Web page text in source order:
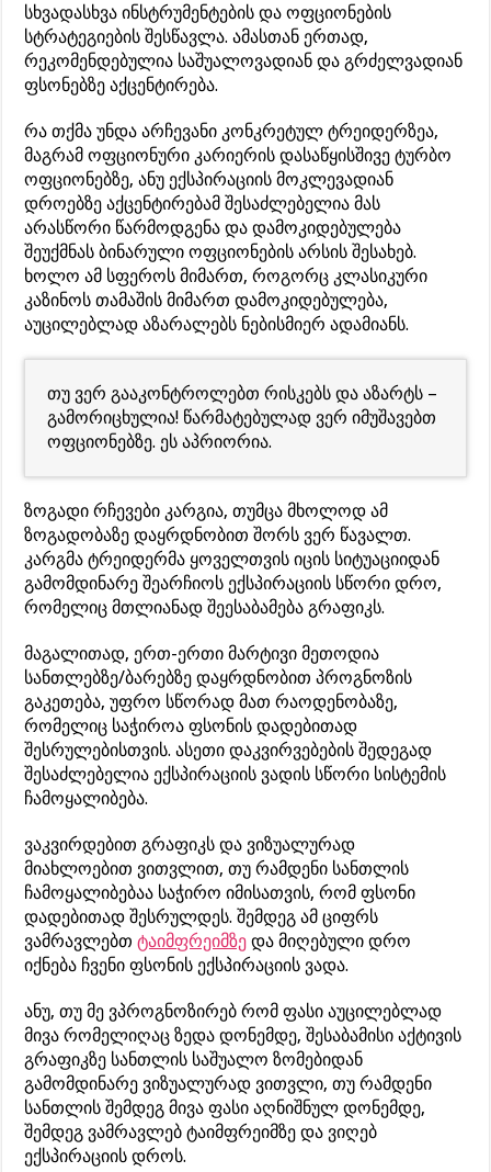
სხვადასხვა ინსტრუმენტების და ოფციონების
სტრატეგიების შესწავლა. ამასთან ერთად,
რეკომენდებულია საშუალოვადიან და გრძელვადიან
ფსონებზე აქცენტირება.
რა თქმა უნდა არჩევანი კონკრეტულ ტრეიდერზეა,
მაგრამ ოფციონური კარიერის დასაწყისშივე ტურბო
ოფციონებზე, ანუ ექსპირაციის მოკლევადიან
დროებზე აქცენტირებამ შესაძლებელია მას
არასწორი წარმოდგენა და დამოკიდებულება
შეუქმნას ბინარული ოფციონების არსის შესახებ.
ხოლო ამ სფეროს მიმართ, როგორც კლასიკური
კაზინოს თამაშის მიმართ დამოკიდებულება,
აუცილებლად აზარალებს ნებისმიერ ადამიანს.
თუ ვერ გააკონტროლებთ რისკებს და აზარტს –
გამორიცხულია! წარმატებულად ვერ იმუშავებთ
ოფციონებზე. ეს აპრიორია.
ზოგადი რჩევები კარგია, თუმცა მხოლოდ ამ
ზოგადობაზე დაყრდნობით შორს ვერ წავალთ.
კარგმა ტრეიდერმა ყოველთვის იცის სიტუაციიდან
გამომდინარე შეარჩიოს ექსპირაციის სწორი დრო,
რომელიც მთლიანად შეესაბამება გრაფიკს.
მაგალითად, ერთ-ერთი მარტივი მეთოდია
სანთლებზე/ბარებზე დაყრდნობით პროგნოზის
გაკეთება, უფრო სწორად მათ რაოდენობაზე,
რომელიც საჭიროა ფსონის დადებითად
შესრულებისთვის. ასეთი დაკვირვებების შედეგად
შესაძლებელია ექსპირაციის ვადის სწორი სისტემის
ჩამოყალიბება.
ვაკვირდებით გრაფიკს და ვიზუალურად
მიახლოებით ვითვლით, თუ რამდენი სანთლის
ჩამოყალიბებაა საჭირო იმისათვის, რომ ფსონი
დადებითად შესრულდეს. შემდეგ ამ ციფრს
ვამრავლებთტაიმფრეიმზე და მიღებული დრო
იქნება ჩვენი ფსონის ექსპირაციის ვადა.
ანუ, თუ მე ვპროგნოზირებ რომ ფასი აუცილებლად
მივა რომელიღაც ზედა დონემდე, შესაბამისი აქტივის
გრაფიკზე სანთლის საშუალო ზომებიდან
გამომდინარე ვიზუალურად ვითვლი, თუ რამდენი
სანთლის შემდეგ მივა ფასი აღნიშნულ დონემდე,
შემდეგ ვამრავლებ ტაიმფრეიმზე და ვიღებ
ექსპირაციის დროს.